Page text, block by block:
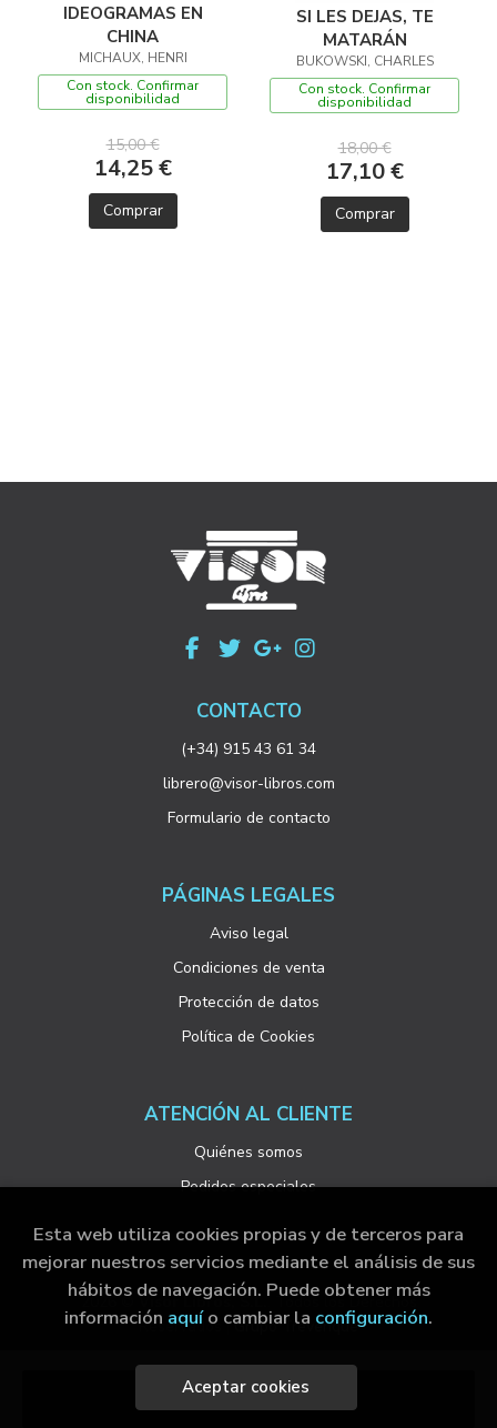
Añadir a mi cesta
IDEOGRAMAS EN
CHINA
MICHAUX, HENRI
Con stock. Confirmar
disponibilidad
15,00 €
14,25 €
Comprar
SI LES DEJAS, TE
MATARÁN
BUKOWSKI, CHARLES
Con stock. Confirmar
disponibilidad
18,00 €
17,10 €
Comprar
CONTACTO
(+34) 915 43 61 34
librero@visor-libros.com
Formulario de contacto
PÁGINAS LEGALES
Aviso legal
Condiciones de venta
Protección de datos
Política de Cookies
ATENCIÓN AL CLIENTE
Quiénes somos
Pedidos especiales
2026 ©Visor Libros, S.L. . Todos los Derechos
Reservados |Grupo Trevenque
Esta web utiliza cookies propias y de terceros para
mejorar nuestros servicios mediante el análisis de sus
hábitos de navegación. Puede obtener más
información aquío cambiar la configuración.
Aceptar cookies